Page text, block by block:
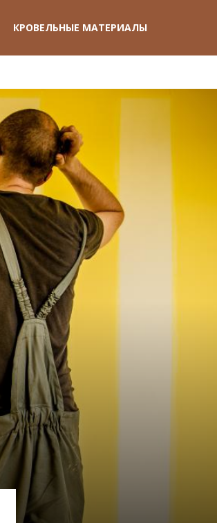
КРОВЕЛЬНЫЕ МАТЕРИАЛЫ